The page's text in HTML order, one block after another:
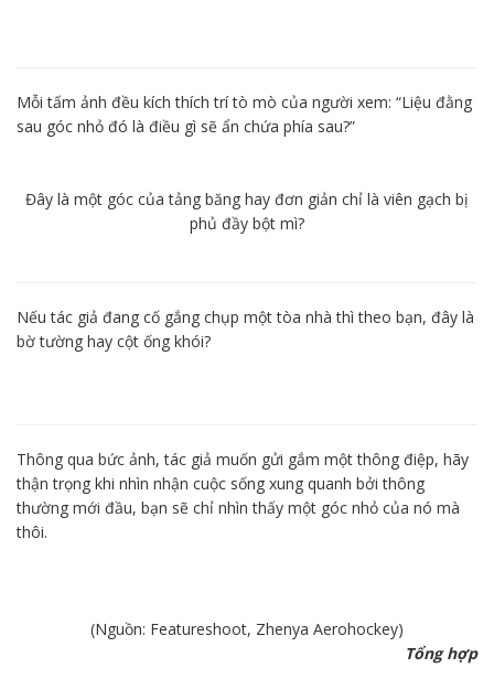
Mỗi tấm ảnh đều kích thích trí tò mò của người xem: “Liệu đằng
sau góc nhỏ đó là điều gì sẽ ẩn chứa phía sau?”
Đây là một góc của tảng băng hay đơn giản chỉ là viên gạch bị
phủ đầy bột mì?
Nếu tác giả đang cố gắng chụp một tòa nhà thì theo bạn, đây là
bờ tường hay cột ống khói?
Thông qua bức ảnh, tác giả muốn gửi gắm một thông điệp, hãy
thận trọng khi nhìn nhận cuộc sống xung quanh bởi thông
thường mới đầu, bạn sẽ chỉ nhìn thấy một góc nhỏ của nó mà
thôi.
(Nguồn: Featureshoot, Zhenya Aerohockey)
Tổng hợp